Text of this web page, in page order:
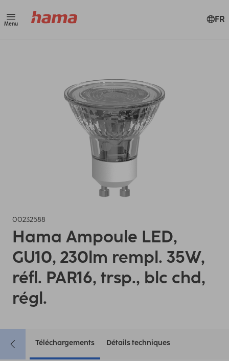
Menu FR
00232588
Hama Ampoule LED,
GU10, 230lm rempl. 35W,
réfl. PAR16, trsp., blc chd,
régl.
Téléchargements Détails techniques